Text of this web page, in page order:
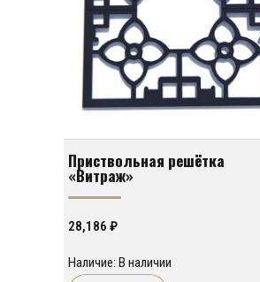
Приствольная решётка
«Витраж»
28,186 ₽
Наличие: В наличии